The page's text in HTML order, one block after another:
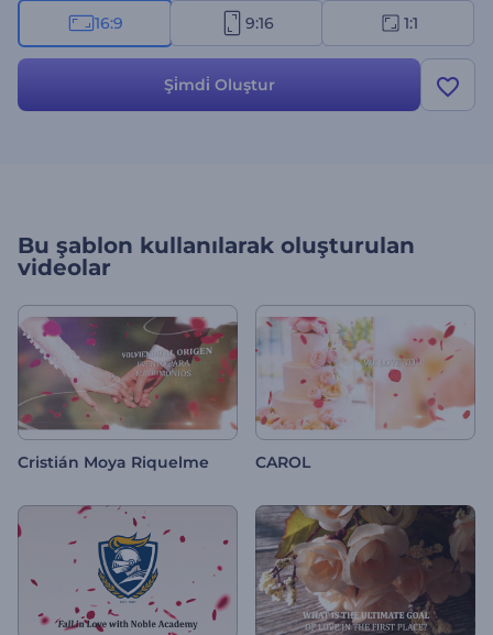
ücretsiz olarak deneyin ve etrafa sevgi saçın!
16:9 9:16 1:1
Şi̇mdi̇ Oluştur
Bu şablon kullanılarak oluşturulan
videolar
Cristián Moya Riquelme CAROL